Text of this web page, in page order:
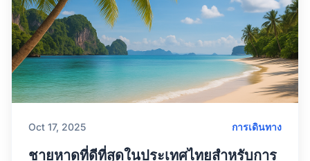
Oct 17, 2025 การเดินทาง
ชายหาดที่ดีที่สุดในประเทศไทยสำหรับการ